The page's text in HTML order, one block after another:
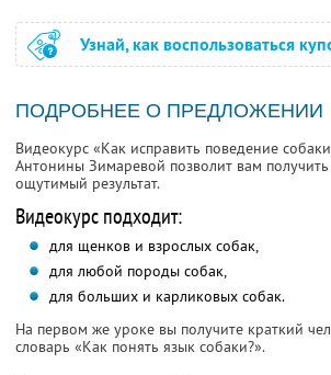
Узнай, как воспользоваться
ПОДРОБНЕЕ О ПРЕДЛОЖЕНИИ
Видеокурс «Как исправить поведение
Антонины Зимаревой позволит вам
ощутимый результат.
Видеокурс подходит:
для щенков и взрослых собак,
для любой породы собак,
для больших и карликовых собак.
На первом же уроке вы получите краткий
словарь «Как понять язык собаки?».